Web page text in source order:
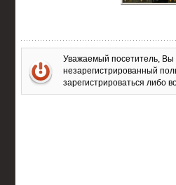
Уважаемый посетитель, Вы
незарегистрированный
зарегистрироваться либо